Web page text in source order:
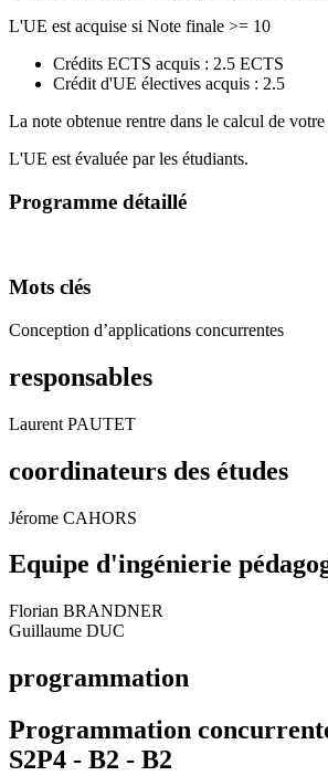
L'UE est acquise si Note finale >= 10
Crédits ECTS acquis : 2.5 ECTS
Crédit d'UE électives acquis : 2.5
La note obtenue rentre dans le calcul de
L'UE est évaluée par les étudiants.
Programme détaillé
Mots clés
Conception d’applications concurrentes
responsables
Laurent PAUTET
coordinateurs des études
Jérome CAHORS
Equipe d'ingénierie
Florian BRANDNER
Guillaume DUC
programmation
Programmation
S2P4 - B2 - B2